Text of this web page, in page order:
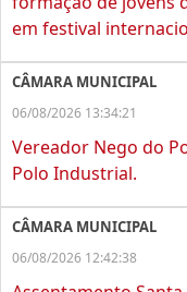
em festival
CÂMARA MUNICIPAL
06/08/2026 13:34:21
Vereador Nego do
Polo Industrial.
CÂMARA MUNICIPAL
06/08/2026 12:42:38